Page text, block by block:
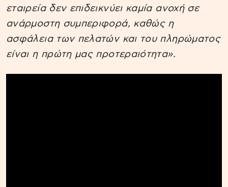
εταιρεία δεν επιδεικνύει καμία ανοχή σε
ανάρμοστη συμπεριφορά, καθώς η
ασφάλεια των πελατών και του πληρώματος
είναι η πρώτη μας προτεραιότητα».